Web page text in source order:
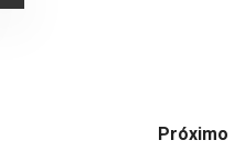
Próximo